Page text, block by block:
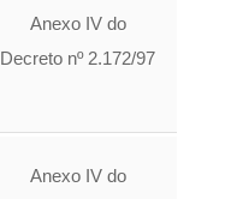
Anexo IV do
Decreto nº 2.172/97
Anexo IV do